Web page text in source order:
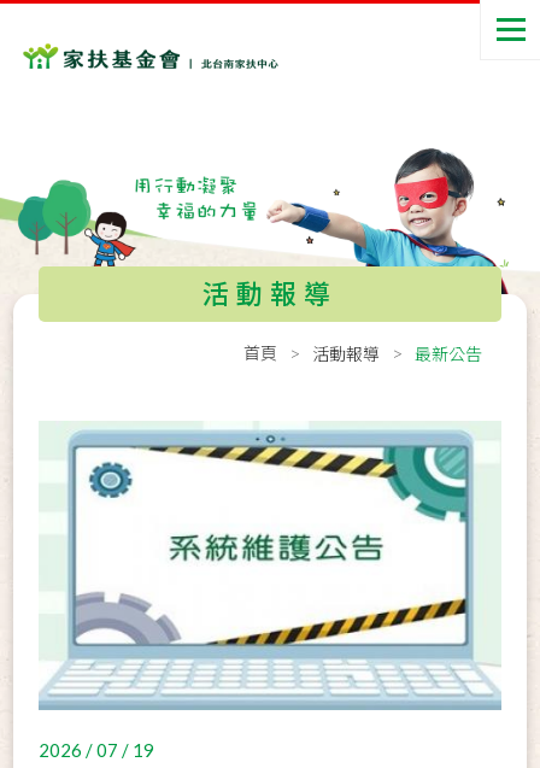
活動報導
首頁 活動報導 最新公告
2026 / 07 / 19